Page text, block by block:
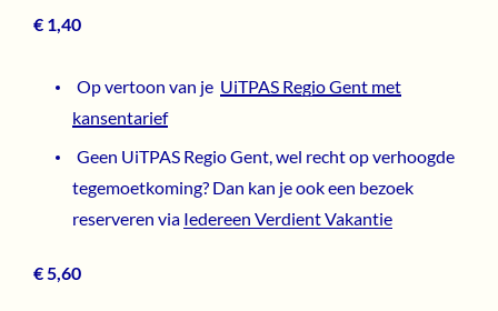
€ 1,40
Op vertoon van je UiTPAS Regio Gent met
kansentarief
Geen UiTPAS Regio Gent, wel recht op verhoogde
tegemoetkoming? Dan kan je ook een bezoek
reserveren via Iedereen Verdient Vakantie
€ 5,60